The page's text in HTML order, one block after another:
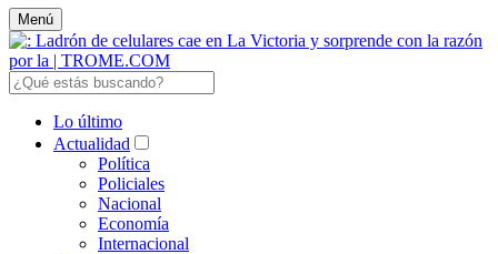
Menú
Lo último
Actualidad
Política
Policiales
Nacional
Economía
Internacional